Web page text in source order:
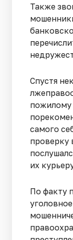
Также
Спустя
пожилому
самого
проверку
их
По факту